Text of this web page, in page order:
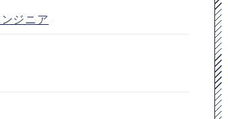
ジニア